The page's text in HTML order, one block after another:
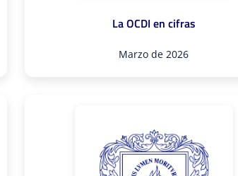
La OCDI en cifras
Marzo de 2026